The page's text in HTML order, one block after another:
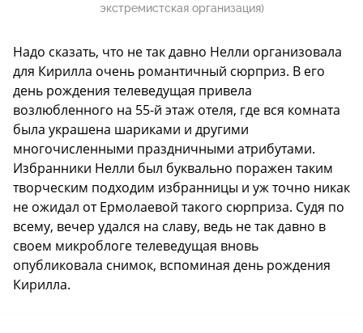
экстремистская организация)
Надо сказать, что не так давно Нелли организовала
для Кирилла очень романтичный сюрприз. В его
день рождения телеведущая привела
возлюбленного на 55-й этаж отеля, где вся комната
была украшена шариками и другими
многочисленными праздничными атрибутами.
Избранники Нелли был буквально поражен таким
творческим подходим избранницы и уж точно никак
не ожидал от Ермолаевой такого сюрприза. Судя по
всему, вечер удался на славу, ведь не так давно в
своем микроблоге телеведущая вновь
опубликовала снимок, вспоминая день рождения
Кирилла.